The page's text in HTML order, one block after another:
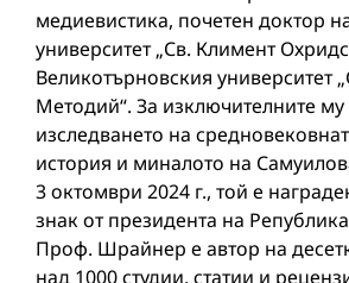
медиевистика, почетен доктор
университет „Св. Климент
Великотърновския университет
Методий“. За изключителните му
изследването на
история и миналото на
3 октомври 2024 г., той е
знак от президента на
Проф. Шрайнер е автор на
над 1000 студии, статии и